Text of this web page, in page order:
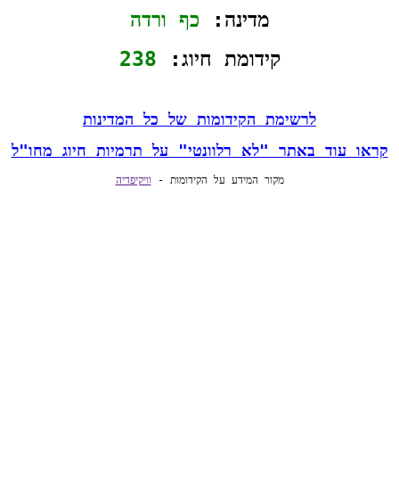
מדינה: כף ורדה
קידומת חיוג: 238
לרשימת הקידומות של כל המדינות
קראו עוד באתר "לא רלוונטי" על תרמיות חיוג מחו"ל
מקור המידע על הקידומות - וויקיפדיה